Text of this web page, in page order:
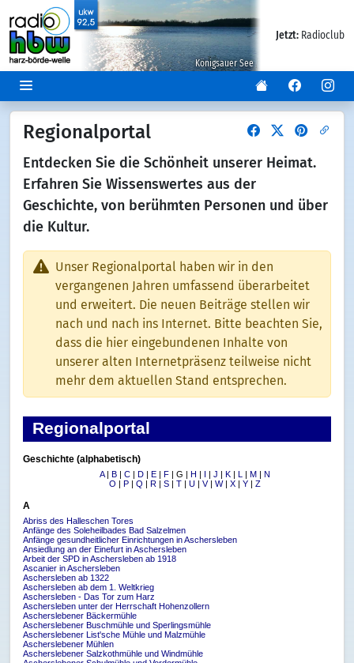
Königsauer See
Jetzt:Radioclub
Regionalportal
Entdecken Sie die Schönheit unserer Heimat.
Erfahren Sie Wissenswertes aus der
Geschichte, von berühmten Personen und über
die Kultur.
Unser Regionalportal haben wir in den
vergangenen Jahren umfassend überarbeitet
und erweitert. Die neuen Beiträge stellen wir
nach und nach ins Internet. Bitte beachten Sie,
dass die hier eingebundenen Inhalte von
unserer alten Internetpräsenz teilweise nicht
mehr dem aktuellen Stand entsprechen.